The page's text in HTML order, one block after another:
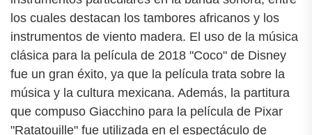
los cuales destacan los tambores africanos y los
instrumentos de viento madera. El uso de la música
clásica para la película de 2018 "Coco" de Disney
fue un gran éxito, ya que la película trata sobre la
música y la cultura mexicana. Además, la partitura
que compuso Giacchino para la película de Pixar
"Ratatouille" fue utilizada en el espectáculo de